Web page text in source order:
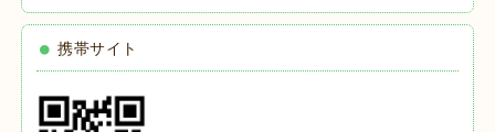
携帯サイト